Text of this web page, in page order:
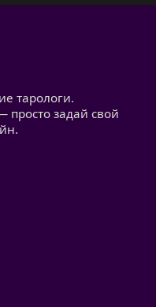
тарологи.
просто задай свой